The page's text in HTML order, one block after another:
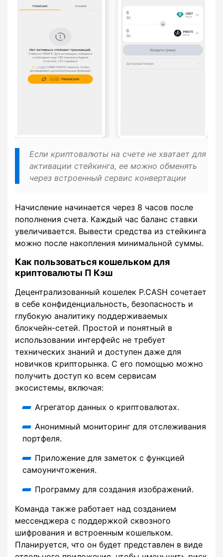
Если криптовалюты на счете не хватает для
активации стейкинга, ее можно обменять
через встроенный сервис конвертации
Начисление начинается через 8 часов после
пополнения счета. Каждый час баланс ставки
увеличивается. Вывести средства из стейкинга
можно после накопления минимальной суммы.
Как пользоваться кошельком для
криптовалюты П Кэш
Децентрализованный кошелек P.CASH сочетает
в себе конфиденциальность, безопасность и
глубокую аналитику поддерживаемых
блокчейн-сетей. Простой и понятный в
использовании интерфейс не требует
технических знаний и доступен даже для
новичков крипторынка. С его помощью можно
получить доступ ко всем сервисам
экосистемы, включая:
Агрегатор данных о криптовалютах.
Анонимный мониторинг для отслеживания
портфеля.
Приложение для заметок с функцией
самоуничтожения.
Программу для создания изображений.
Команда также работает над созданием
мессенджера с поддержкой сквозного
шифрования и встроенным кошельком.
Планируется, что он будет представлен в виде